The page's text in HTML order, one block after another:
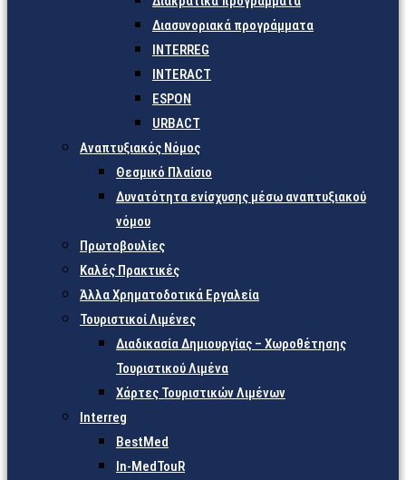
Διασυνοριακά προγράμματα
INTERREG
INTERACT
ESPON
URBACT
Αναπτυξιακός Νόμος
Θεσμικό Πλαίσιο
Δυνατότητα ενίσχυσης μέσω αναπτυξιακού
νόμου
Πρωτοβουλίες
Καλές Πρακτικές
Άλλα Χρηματοδοτικά Εργαλεία
Τουριστικοί Λιμένες
Διαδικασία Δημιουργίας – Χωροθέτησης
Τουριστικού Λιμένα
Χάρτες Τουριστικών Λιμένων
Interreg
BestMed
In-MedTouR